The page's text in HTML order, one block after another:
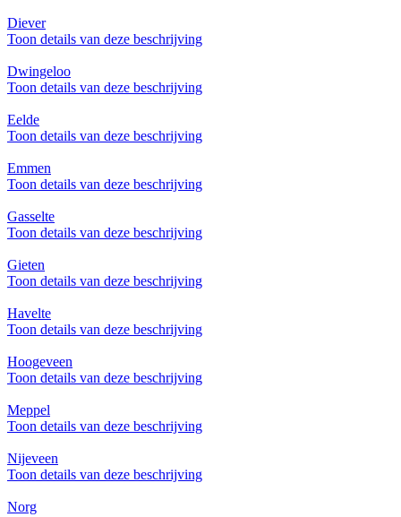
Diever
Toon details van deze beschrijving
Dwingeloo
Toon details van deze beschrijving
Eelde
Toon details van deze beschrijving
Emmen
Toon details van deze beschrijving
Gasselte
Toon details van deze beschrijving
Gieten
Toon details van deze beschrijving
Havelte
Toon details van deze beschrijving
Hoogeveen
Toon details van deze beschrijving
Meppel
Toon details van deze beschrijving
Nijeveen
Toon details van deze beschrijving
Norg